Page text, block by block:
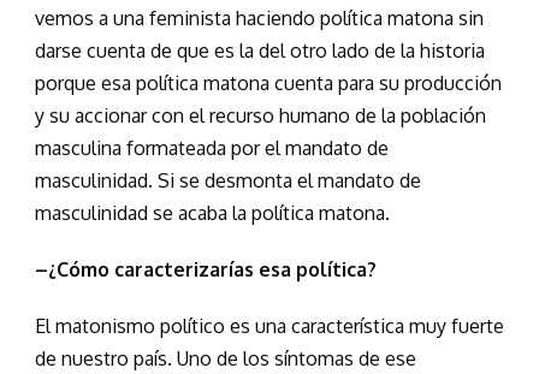
vemos a una feminista haciendo política matona sin
darse cuenta de que es la del otro lado de la historia
porque esa política matona cuenta para su producción
y su accionar con el recurso humano de la población
masculina formateada por el mandato de
masculinidad. Si se desmonta el mandato de
masculinidad se acaba la política matona.
–¿Cómo caracterizarías esa política?
El matonismo político es una característica muy fuerte
de nuestro país. Uno de los síntomas de ese